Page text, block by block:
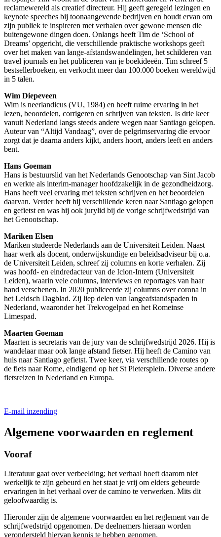
reclamewereld als creatief directeur. Hij geeft geregeld lezingen en
keynote speeches bij toonaangevende bedrijven en houdt ervan om
zijn publiek te inspireren met verhalen over gewone mensen die
buitengewone dingen doen. Onlangs heeft Tim de ‘School of
Dreams’ opgericht, die verschillende praktische workshops geeft
over het maken van lange-afstandswandelingen, het schilderen van
travel journals en het publiceren van je boekideeën. Tim schreef 5
bestsellerboeken, en verkocht meer dan 100.000 boeken wereldwijd
in 5 talen.
Wim Diepeveen
Wim is neerlandicus (VU, 1984) en heeft ruime ervaring in het
lezen, beoordelen, corrigeren en schrijven van teksten. Is drie keer
vanuit Nederland langs steeds andere wegen naar Santiago gelopen.
Auteur van “Altijd Vandaag”, over de pelgrimservaring die ervoor
zorgt dat je daarna anders kijkt, anders hoort, anders leeft en anders
bent.
Hans Goeman
Hans is bestuurslid van het Nederlands Genootschap van Sint Jacob
en werkte als interim-manager hoofdzakelijk in de gezondheidzorg.
Hans heeft veel ervaring met teksten schrijven en het beoordelen
daarvan. Verder heeft hij verschillende keren naar Santiago gelopen
en gefietst en was hij ook jurylid bij de vorige schrijfwedstrijd van
het Genootschap.
Mariken Elsen
Mariken studeerde Nederlands aan de Universiteit Leiden. Naast
haar werk als docent, onderwijskundige en beleidsadviseur bij o.a.
de Universiteit Leiden, schreef zij columns en korte verhalen. Zij
was hoofd- en eindredacteur van de Iclon-Intern (Universiteit
Leiden), waarin vele columns, interviews en reportages van haar
hand verschenen. In 2020 publiceerde zij columns over corona in
het Leidsch Dagblad. Zij liep delen van langeafstandspaden in
Nederland, waaronder het Trekvogelpad en het Romeinse
Limespad.
Maarten Goeman
Maarten is secretaris van de jury van de schrijfwedstrijd 2026. Hij is
wandelaar maar ook lange afstand fietser. Hij heeft de Camino van
huis naar Santiago gefietst. Twee keer, via verschillende routes op
de fiets naar Rome, eindigend op het St Pietersplein. Diverse andere
fietsreizen in Nederland en Europa.
E-mail inzending
Algemene voorwaarden en reglement
Vooraf
Literatuur gaat over verbeelding; het verhaal hoeft daarom niet
werkelijk te zijn gebeurd en het staat je vrij om elders gebeurde
ervaringen in het verhaal over de camino te verwerken. Mits dit
geloofwaardig is.
Hieronder zijn de algemene voorwaarden en het reglement van de
schrijfwedstrijd opgenomen. De deelnemers hieraan worden
verondersteld hiervan kennis te hebben genomen.